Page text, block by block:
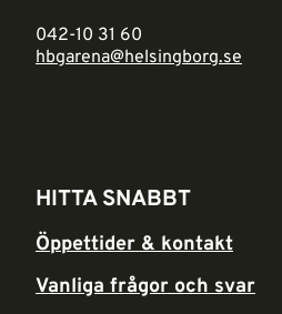
042-10 31 60
hbgarena@helsingborg.se
HITTA SNABBT
Öppettider & kontakt
Vanliga frågor och svar